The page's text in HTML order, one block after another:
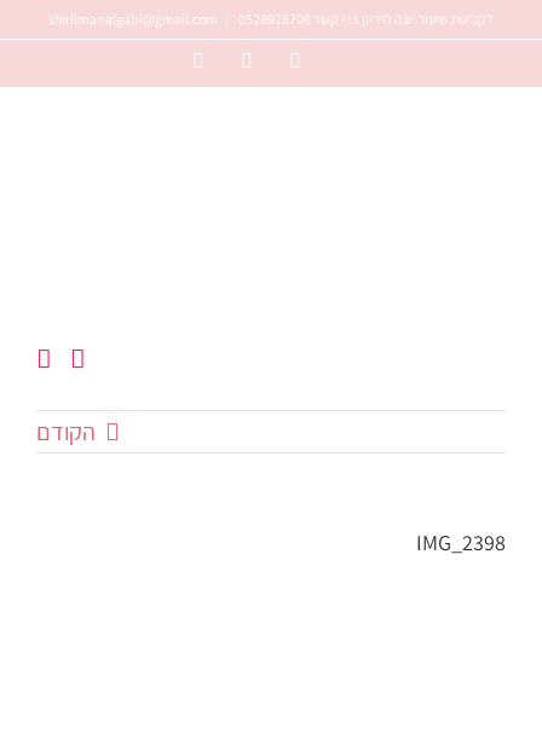
לקביעת שיעור יוגה היריון צרי קשר 0528928708 |
shirlimanalgabi@gmail.com
YouTube
Facebook
הקודם
IMG_2398